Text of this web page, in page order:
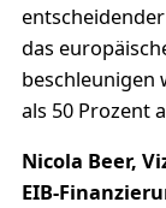
das
beschleunigen
als 50 Prozent
Nicola Beer,
EIB-